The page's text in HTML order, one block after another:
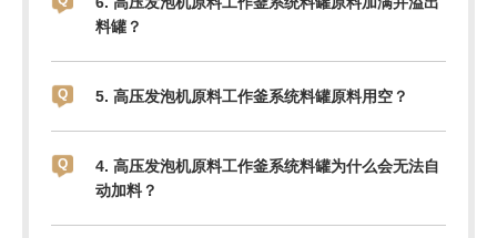
料罐？
5. 高压发泡机原料工作釜系统料罐原料用空？
4. 高压发泡机原料工作釜系统料罐为什么会无法自
动加料？